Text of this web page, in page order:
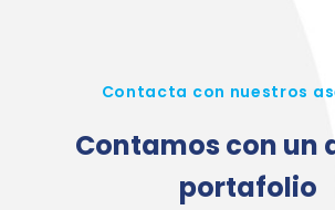
Contacta con nuestros
Contamos con un
portafolio